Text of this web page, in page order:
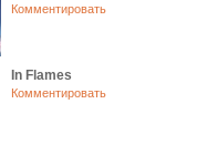
Комментировать
In Flames
Комментировать